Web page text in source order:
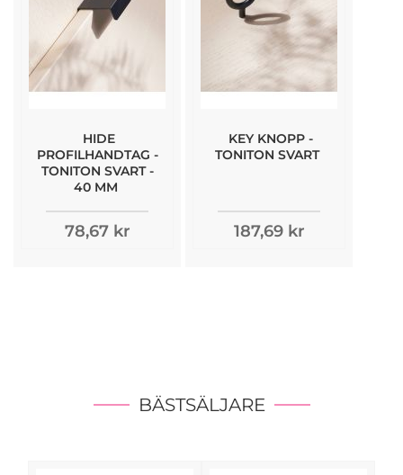
HIDE
PROFILHANDTAG -
TONITON SVART -
40 MM
78,67 kr
KEY KNOPP -
TONITON SVART
187,69 kr
BÄSTSÄLJARE